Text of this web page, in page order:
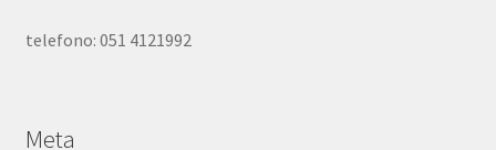
telefono: 051 4121992
Meta